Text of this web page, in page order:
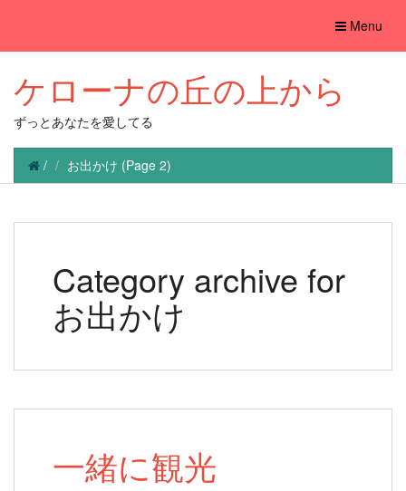
Toggle
Menu
ケローナの丘の上から
ずっとあなたを愛してる
/ お出かけ (Page 2)
Category archive for
お出かけ
一緒に観光